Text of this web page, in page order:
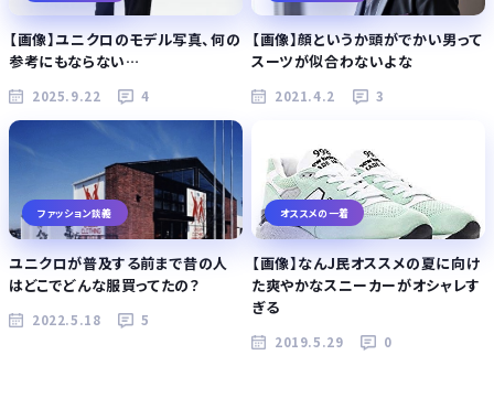
【画像】ユニクロのモデル写真、何の
参考にもならない…
2025.9.22 4
【画像】顔というか頭がでかい男って
スーツが似合わないよな
2021.4.2 3
ファッション談義
ユニクロが普及する前まで昔の人
はどこでどんな服買ってたの？
2022.5.18 5
オススメの一着
【画像】なんJ民オススメの夏に向け
た爽やかなスニーカーがオシャレす
ぎる
2019.5.29 0